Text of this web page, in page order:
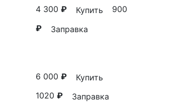
4 300₽ Купить
900
₽
Заправка
6 000₽
Купить
1020₽ Заправка